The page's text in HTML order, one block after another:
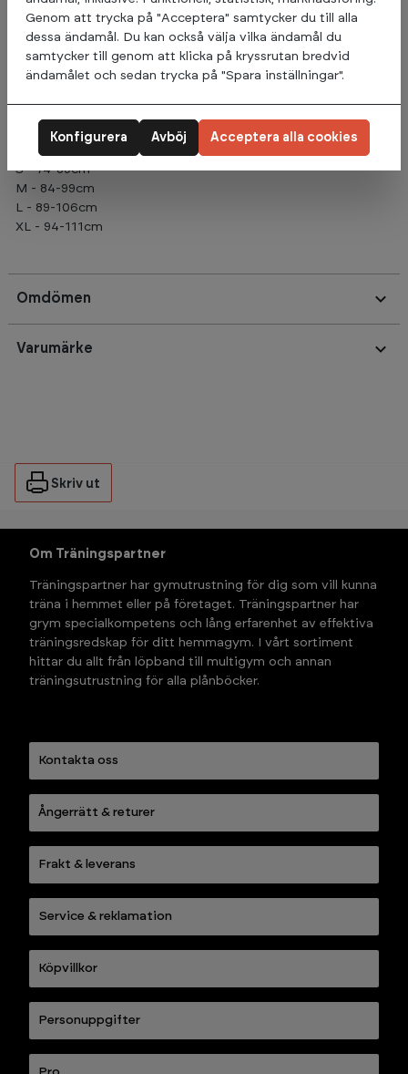
ländrygg när du behöver det som mest.
- 10cm bälteshöjd (ryggstöd)
- Svart mocka
- Top Grain äkta läder
- Spaklås för snabb och säker passform
Storlek:
S - 74-89cm
M - 84-99cm
L - 89-106cm
XL - 94-111cm
Omdömen
Varumärke
Skriv ut
Om Träningspartner
Träningspartner har gymutrustning för dig som vill kunna
träna i hemmet eller på företaget. Träningspartner har
grym specialkompetens och lång erfarenhet av effektiva
träningsredskap för ditt hemmagym. I vårt sortiment
hittar du allt från löpband till multigym och annan
träningsutrustning för alla plånböcker.
Kontakta oss
Ångerrätt & returer
Frakt & leverans
Service & reklamation
Köpvillkor
Personuppgifter
Genom att trycka på "Acceptera" samtycker du till alla
dessa ändamål. Du kan också välja vilka ändamål du
samtycker till genom att klicka på kryssrutan bredvid
ändamålet och sedan trycka på "Spara inställningar".
Avböj
Konfigurera Acceptera alla cookies